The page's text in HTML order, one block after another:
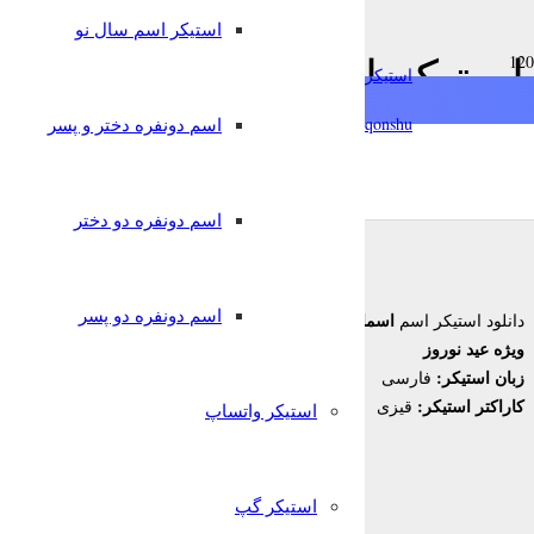
استیکرساز
qonshu@
استیکر اسم سال نو
اسم دونفره دختر و پسر
اسم دونفره دو دختر
اسم دونفره دو پسر
استیکر واتساپ
استیکر گپ
استیکر اسم اسما ویژه
دانلود استیکر اسم اسما
ویژه عید نوروز
زبان استیکر: فارسی
کاراکتر استیکر: قیزی